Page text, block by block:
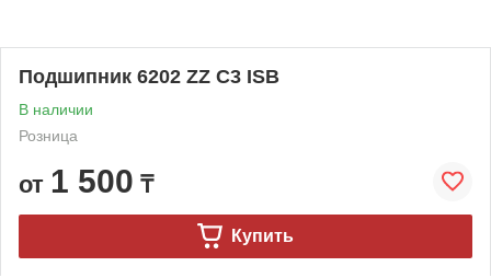
Подшипник 6202 ZZ C3 ISB
В наличии
Розница
от 1 500 ₸
Купить